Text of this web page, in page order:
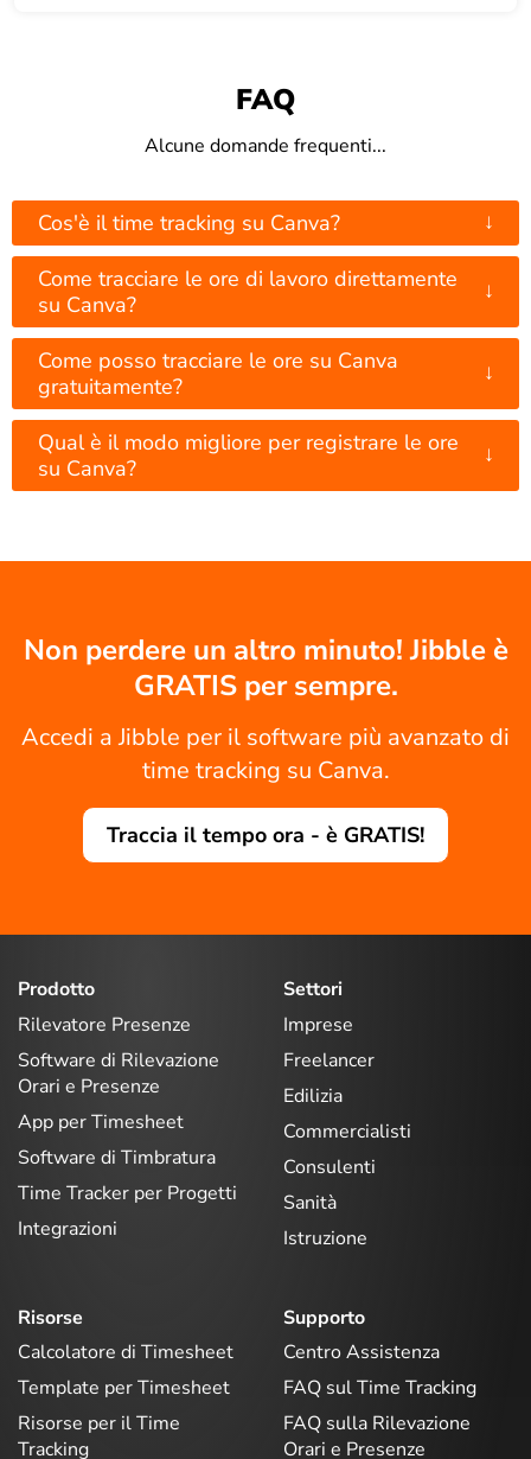
FAQ
Alcune domande frequenti...
Cos'è il time tracking su Canva? ↓
Come tracciare le ore di lavoro direttamente
su Canva?
↓
Come posso tracciare le ore su Canva
gratuitamente?
↓
Qual è il modo migliore per registrare le ore
su Canva?
↓
Non perdere un altro minuto! Jibble è
GRATIS per sempre.
Accedi a Jibble per il software più avanzato di
time tracking su Canva.
Traccia il tempo ora - è GRATIS!
Prodotto
Rilevatore Presenze
Software di Rilevazione
Orari e Presenze
App per Timesheet
Software di Timbratura
Time Tracker per Progetti
Integrazioni
Settori
Imprese
Freelancer
Edilizia
Commercialisti
Consulenti
Sanità
Istruzione
Risorse
Calcolatore di Timesheet
Template per Timesheet
Risorse per il Time
Tracking
Supporto
Centro Assistenza
FAQ sul Time Tracking
FAQ sulla Rilevazione
Orari e Presenze